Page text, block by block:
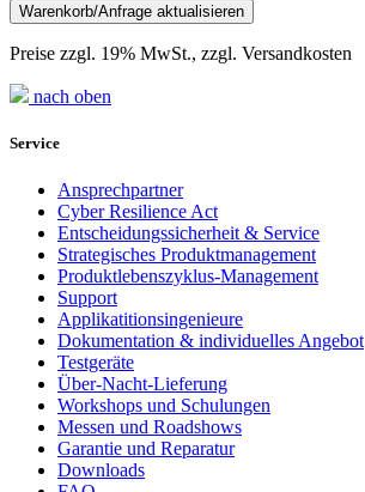
Preise zzgl. 19% MwSt., zzgl. Versandkosten
nach oben
Service
Ansprechpartner
Cyber Resilience Act
Entscheidungssicherheit & Service
Strategisches Produktmanagement
Produktlebenszyklus-Management
Support
Applikatitionsingenieure
Dokumentation & individuelles Angebot
Testgeräte
Über-Nacht-Lieferung
Workshops und Schulungen
Messen und Roadshows
Garantie und Reparatur
Downloads